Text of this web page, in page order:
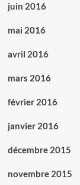
juin 2016
mai 2016
avril 2016
mars 2016
février 2016
janvier 2016
décembre 2015
novembre 2015